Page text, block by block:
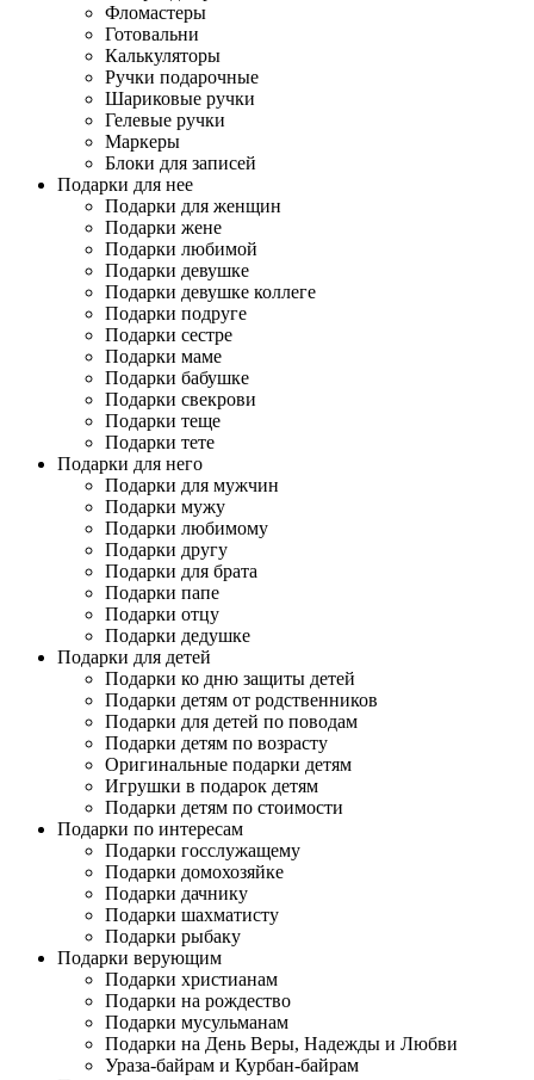
Фломастеры
Готовальни
Калькуляторы
Ручки подарочные
Шариковые ручки
Гелевые ручки
Маркеры
Блоки для записей
Подарки для нее
Подарки для женщин
Подарки жене
Подарки любимой
Подарки девушке
Подарки девушке коллеге
Подарки подруге
Подарки сестре
Подарки маме
Подарки бабушке
Подарки свекрови
Подарки теще
Подарки тете
Подарки для него
Подарки для мужчин
Подарки мужу
Подарки любимому
Подарки другу
Подарки для брата
Подарки папе
Подарки отцу
Подарки дедушке
Подарки для детей
Подарки ко дню защиты детей
Подарки детям от родственников
Подарки для детей по поводам
Подарки детям по возрасту
Оригинальные подарки детям
Игрушки в подарок детям
Подарки детям по стоимости
Подарки по интересам
Подарки госслужащему
Подарки домохозяйке
Подарки дачнику
Подарки шахматисту
Подарки рыбаку
Подарки верующим
Подарки христианам
Подарки на рождество
Подарки мусульманам
Подарки на День Веры, Надежды и Любви
Ураза-байрам и Курбан-байрам